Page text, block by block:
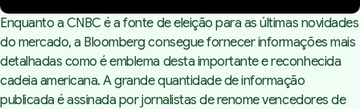
Enquanto a CNBC é a fonte de eleição para as últimas novidades
do mercado, a Bloomberg consegue fornecer informações mais
detalhadas como é emblema desta importante e reconhecida
cadeia americana. A grande quantidade de informação
publicada é assinada por jornalistas de renome vencedores de